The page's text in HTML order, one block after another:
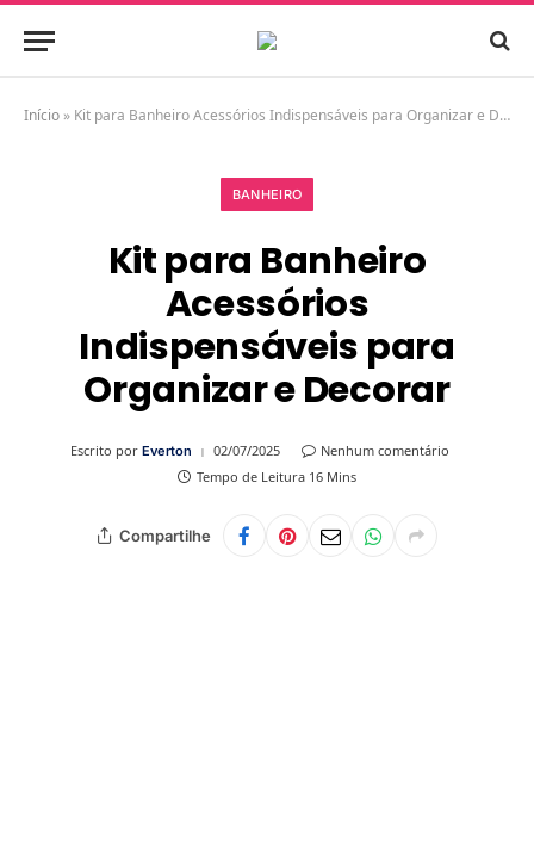
Início » Kit para Banheiro Acessórios Indispensáveis para Organizar e Decorar
BANHEIRO
Kit para Banheiro
Acessórios
Indispensáveis para
Organizar e Decorar
Escrito por Everton 02/07/2025
Nenhum comentário
Tempo de Leitura 16 Mins
Compartilhe